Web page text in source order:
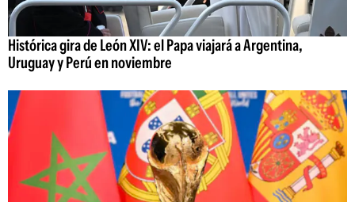
Histórica gira de León XIV: el Papa viajará a Argentina,
Uruguay y Perú en noviembre